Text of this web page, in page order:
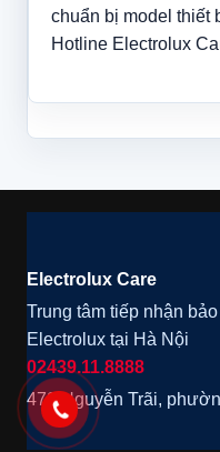
chuẩn bị model thiết
Hotline Electrolux
Electrolux Care
Trung tâm tiếp nhận
Electrolux tại Hà Nội
02439.11.8888
472 Nguyễn Trãi,